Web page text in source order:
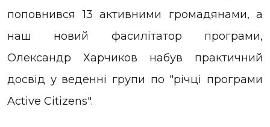
поповнився 13 активними громадянами, а
наш новий фасилітатор програми,
Олександр Харчиков набув практичний
досвід у веденні групи по "річці програми
Active Citizens".